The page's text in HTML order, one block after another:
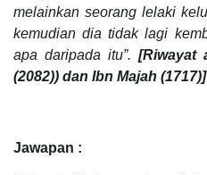
melainkan seorang lelaki
kemudian dia tidak lagi
apa daripada itu”. [Riwayat
(2082)) dan Ibn Majah (1717)]
Jawapan :